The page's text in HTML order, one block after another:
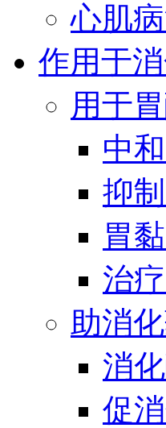
心肌
作用于
用于
中
抑
胃
治
助消
消
促